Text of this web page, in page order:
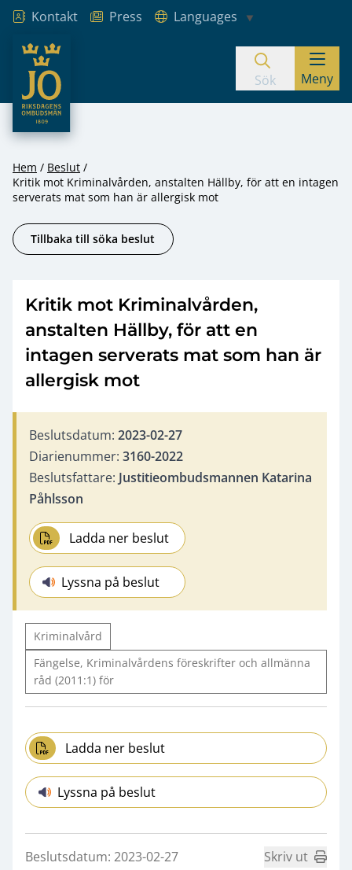
Hoppa till innehåll
Kontakt Press
Languages
JO – Riksdagens Ombudsmän
Sök Meny
Hem
Beslut
Kritik mot Kriminalvården, anstalten Hällby, för att en intagen
serverats mat som han är allergisk mot
Tillbaka till söka beslut
Kritik mot Kriminalvården,
anstalten Hällby, för att en
intagen serverats mat som han är
allergisk mot
Beslutsdatum: 2023-02-27
Diarienummer: 3160-2022
Beslutsfattare: Justitieombudsmannen Katarina
Påhlsson
Ladda ner beslut
Lyssna på beslut
Kriminalvård
Fängelse, Kriminalvårdens föreskrifter och allmänna
råd (2011:1) för
Ladda ner beslut
Lyssna på beslut
Beslutsdatum: 2023-02-27 Skriv ut